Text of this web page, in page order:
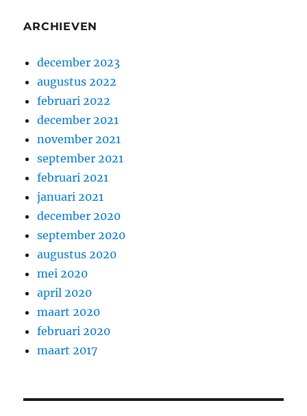
ARCHIEVEN
december 2023
augustus 2022
februari 2022
december 2021
november 2021
september 2021
februari 2021
januari 2021
december 2020
september 2020
augustus 2020
mei 2020
april 2020
maart 2020
februari 2020
maart 2017